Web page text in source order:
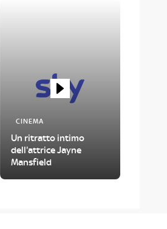
CINEMA
Un ritratto intimo
dell'attrice Jayne
Mansfield